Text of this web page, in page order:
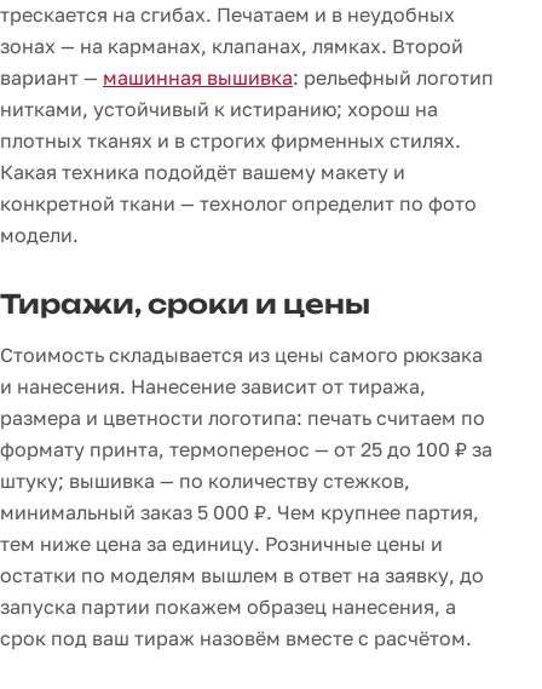
трескается на сгибах. Печатаем и в неудобных
зонах — на карманах, клапанах, лямках. Второй
вариант — машинная вышивка: рельефный логотип
нитками, устойчивый к истиранию; хорош на
плотных тканях и в строгих фирменных стилях.
Какая техника подойдёт вашему макету и
конкретной ткани — технолог определит по фото
модели.
Тиражи, сроки и цены
Стоимость складывается из цены самого рюкзака
и нанесения. Нанесение зависит от тиража,
размера и цветности логотипа: печать считаем по
формату принта, термоперенос — от 25 до 100 ₽ за
штуку; вышивка — по количеству стежков,
минимальный заказ 5 000 ₽. Чем крупнее партия,
тем ниже цена за единицу. Розничные цены и
остатки по моделям вышлем в ответ на заявку, до
запуска партии покажем образец нанесения, а
срок под ваш тираж назовём вместе с расчётом.